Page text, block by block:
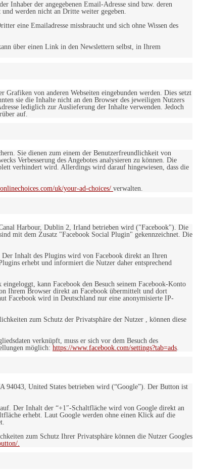
Inhaber der angegebenen Email-Adresse sind bzw. deren
werden nicht an Dritte weiter gegeben.
eine Emailadresse missbraucht und sich ohne Wissen des
über einen Link in den Newslettern selbst, in Ihrem
von anderen Webseiten eingebunden werden. Dies setzt
sie die Inhalte nicht an den Browser des jeweiligen Nutzers
lediglich zur Auslieferung der Inhalte verwenden. Jedoch
auf.
Sie dienen zum einem der Benutzerfreundlichkeit von
Verbesserung des Angebotes analysieren zu können. Die
verhindert wird. Allerdings wird darauf hingewiesen, dass die
uk/your-ad-choices/ verwalten.
Harbour, Dublin 2, Irland betrieben wird ("Facebook"). Die
mit dem Zusatz "Facebook Social Plugin" gekennzeichnet. Die
Inhalt des Plugins wird von Facebook direkt an Ihren
erhebt und informiert die Nutzer daher entsprechend
kann Facebook den Besuch seinem Facebook-Konto
Ihrem Browser direkt an Facebook übermittelt und dort
Facebook wird in Deutschland nur eine anonymisierte IP-
zum Schutz der Privatsphäre der Nutzer , können diese
verknüpft, muss er sich vor dem Besuch des
möglich: https://www.facebook.com/settings?tab=ads.
94043, United States betrieben wird (“Google”). Der Button ist
Der Inhalt der “+1″-Schaltfläche wird von Google direkt an
erhebt. Laut Google werden ohne einen Klick auf die
zum Schutz Ihrer Privatsphäre können die Nutzer Googles
.